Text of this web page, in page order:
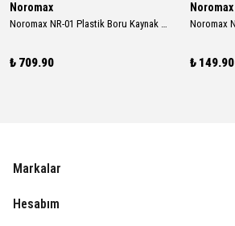
Noromax
Noromax NR-01 Plastik Boru Kaynak Makinası 1000w Rezidans
₺ 709.90
Noromax
₺ 149.90
Markalar
Hesabım